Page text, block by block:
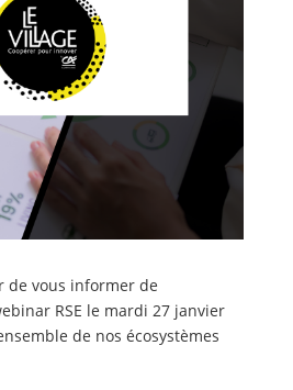
de vous informer de
RSE le mardi 27 janvier
de nos écosystèmes